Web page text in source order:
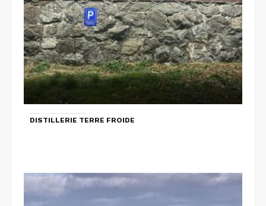
DISTILLERIE TERRE FROIDE